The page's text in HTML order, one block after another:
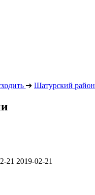
➔ Шатурский район
21 2019-02-21